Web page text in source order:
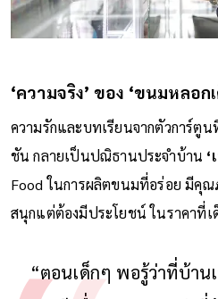
‘ความจริง’ ของ ‘ขนมหลอก
ความรักและบทเรียนจากตัวการ์ตู
ชัน กลายเป็นปณิธานประจำบ้าน
Food ในการผลิตขนมที่อร่อย มีคุ
สนุกแต่ต้องมีประโยชน์ ในราคาที่เ
“ตอนเด็กๆ พอรู้ว่าที่บ้าน